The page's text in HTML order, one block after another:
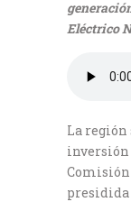
Eléctrico
La región
inversión
presidida